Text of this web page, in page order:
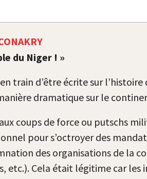
du Niger ! »
train d’être écrite sur
dramatique sur le
coups de force ou putschs
pour s’octroyer des
des organisations de la
etc.). Cela était légitime car